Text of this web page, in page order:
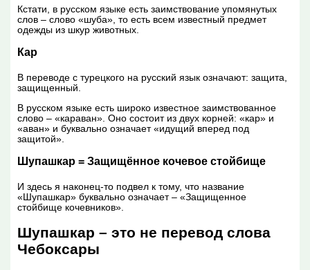
Кстати, в русском языке есть заимствование упомянутых
слов – слово «шуба», то есть всем известный предмет
одежды из шкур животных.
Кар
В переводе с турецкого на русский язык означают: защита,
защищенный.
В русском языке есть широко известное заимствованное
слово – «караван». Оно состоит из двух корней: «кар» и
«аван» и буквально означает «идущий вперед под
защитой».
Шупашкар = Защищённое кочевое стойбище
И здесь я наконец-то подвел к тому, что название
«Шупашкар» буквально означает – «Защищенное
стойбище кочевников».
Шупашкар – это не перевод слова
Чебоксары